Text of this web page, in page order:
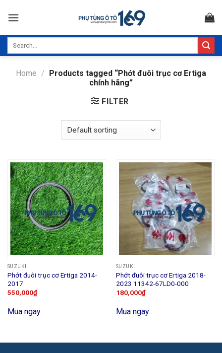
Home / Products tagged “Phớt đuôi trục cơ Ertiga
chính hãng”
FILTER
SUZUKI
Phớt đuôi trục cơ Ertiga 2014-
2017
550,000₫
Mua ngay
SUZUKI
Phớt đuôi trục cơ Ertiga 2018-
2023 11342-67LD0-000
180,000₫
Mua ngay